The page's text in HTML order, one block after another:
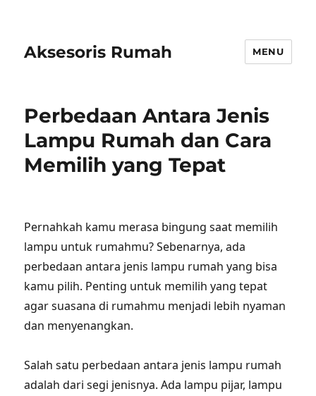
Aksesoris Rumah MENU
Perbedaan Antara Jenis
Lampu Rumah dan Cara
Memilih yang Tepat
Pernahkah kamu merasa bingung saat memilih
lampu untuk rumahmu? Sebenarnya, ada
perbedaan antara jenis lampu rumah yang bisa
kamu pilih. Penting untuk memilih yang tepat
agar suasana di rumahmu menjadi lebih nyaman
dan menyenangkan.
Salah satu perbedaan antara jenis lampu rumah
adalah dari segi jenisnya. Ada lampu pijar, lampu